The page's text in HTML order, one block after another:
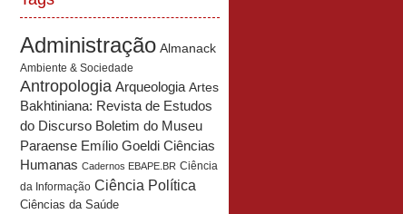
Administração Almanack
Ambiente & Sociedade
Antropologia Arqueologia Artes
Bakhtiniana: Revista de Estudos
do Discurso Boletim do Museu
Paraense Emílio Goeldi Ciências
Humanas Cadernos EBAPE.BR Ciência
da Informação Ciência Política
Ciências da Saúde